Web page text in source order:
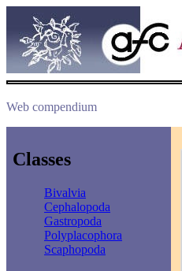
Web compendium
Classes
Bivalvia
Cephalopoda
Gastropoda
Polyplacophora
Scaphopoda